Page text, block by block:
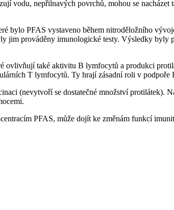
vodu, nepřilnavých povrchů, mohou se
bylo PFAS vystaveno během nitroděložního
jim prováděny imunologické testy. Výsledky
také aktivitu B lymfocytů a produkci
T lymfocytů. Ty hrají zásadní roli v
(nevytvoří se dostatečné množství protilátek).
PFAS, může dojít ke změnám funkcí